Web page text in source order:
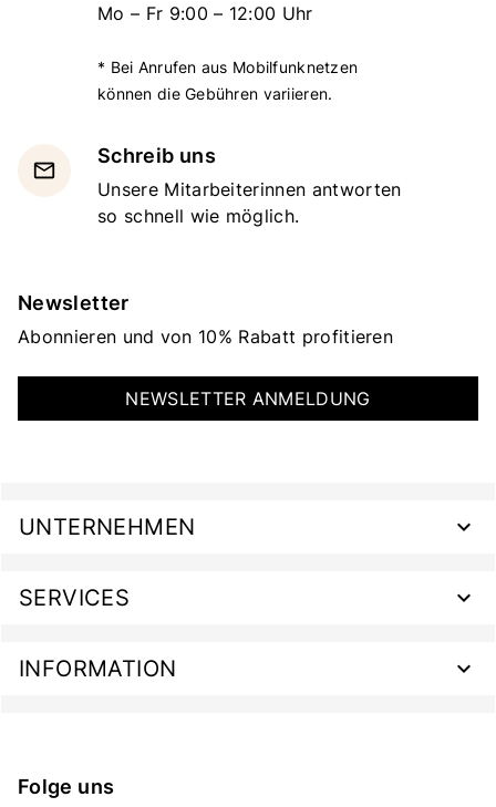
Mo – Fr 9:00 – 12:00 Uhr
* Bei Anrufen aus Mobilfunknetzen
können die Gebühren variieren.
email
Schreib uns
Unsere Mitarbeiterinnen antworten
so schnell wie möglich.
Newsletter
Abonnieren und von 10% Rabatt profitieren
NEWSLETTER ANMELDUNG
UNTERNEHMEN
SERVICES
INFORMATION
Folge uns